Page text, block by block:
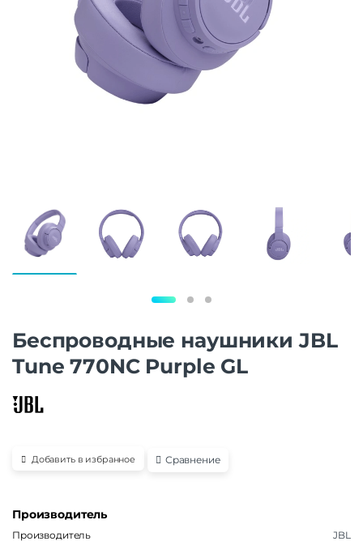
Беспроводные наушники JBL
Tune 770NC Purple GL
Добавить в избранное Сравнение
Производитель
Производитель JBL